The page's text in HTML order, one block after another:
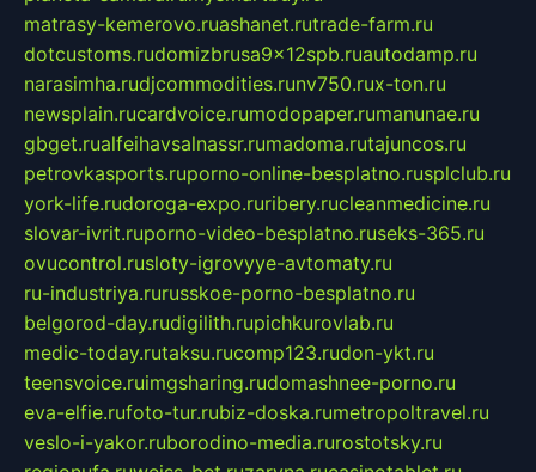
matrasy-kemerovo.ruashanet.rutrade-farm.ru
dotcustoms.rudomizbrusa9x12spb.ruautodamp.ru
narasimha.rudjcommodities.runv750.rux-ton.ru
newsplain.rucardvoice.rumodopaper.rumanunae.ru
gbget.rualfeihavsalnassr.rumadoma.rutajuncos.ru
petrovkasports.ruporno-online-besplatno.rusplclub.ru
york-life.rudoroga-expo.ruribery.rucleanmedicine.ru
slovar-ivrit.ruporno-video-besplatno.ruseks-365.ru
ovucontrol.rusloty-igrovyye-avtomaty.ru
ru-industriya.rurusskoe-porno-besplatno.ru
belgorod-day.rudigilith.rupichkurovlab.ru
medic-today.rutaksu.rucomp123.rudon-ykt.ru
teensvoice.ruimgsharing.rudomashnee-porno.ru
eva-elfie.rufoto-tur.rubiz-doska.rumetropoltravel.ru
veslo-i-yakor.ruborodino-media.rurostotsky.ru